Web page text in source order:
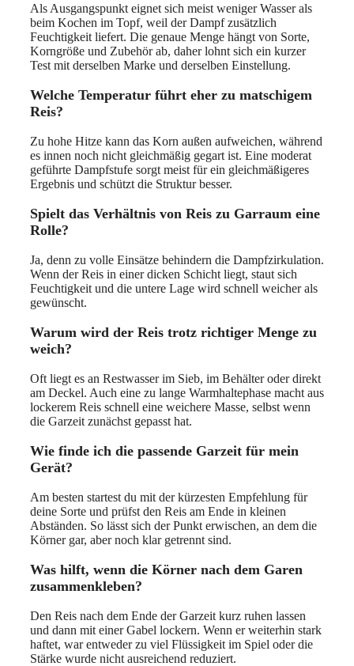
Als Ausgangspunkt eignet sich meist weniger Wasser als
beim Kochen im Topf, weil der Dampf zusätzlich
Feuchtigkeit liefert. Die genaue Menge hängt von Sorte,
Korngröße und Zubehör ab, daher lohnt sich ein kurzer
Test mit derselben Marke und derselben Einstellung.
Welche Temperatur führt eher zu matschigem
Reis?
Zu hohe Hitze kann das Korn außen aufweichen, während
es innen noch nicht gleichmäßig gegart ist. Eine moderat
geführte Dampfstufe sorgt meist für ein gleichmäßigeres
Ergebnis und schützt die Struktur besser.
Spielt das Verhältnis von Reis zu Garraum eine
Rolle?
Ja, denn zu volle Einsätze behindern die Dampfzirkulation.
Wenn der Reis in einer dicken Schicht liegt, staut sich
Feuchtigkeit und die untere Lage wird schnell weicher als
gewünscht.
Warum wird der Reis trotz richtiger Menge zu
weich?
Oft liegt es an Restwasser im Sieb, im Behälter oder direkt
am Deckel. Auch eine zu lange Warmhaltephase macht aus
lockerem Reis schnell eine weichere Masse, selbst wenn
die Garzeit zunächst gepasst hat.
Wie finde ich die passende Garzeit für mein
Gerät?
Am besten startest du mit der kürzesten Empfehlung für
deine Sorte und prüfst den Reis am Ende in kleinen
Abständen. So lässt sich der Punkt erwischen, an dem die
Körner gar, aber noch klar getrennt sind.
Was hilft, wenn die Körner nach dem Garen
zusammenkleben?
Den Reis nach dem Ende der Garzeit kurz ruhen lassen
und dann mit einer Gabel lockern. Wenn er weiterhin stark
haftet, war entweder zu viel Flüssigkeit im Spiel oder die
Stärke wurde nicht ausreichend reduziert.